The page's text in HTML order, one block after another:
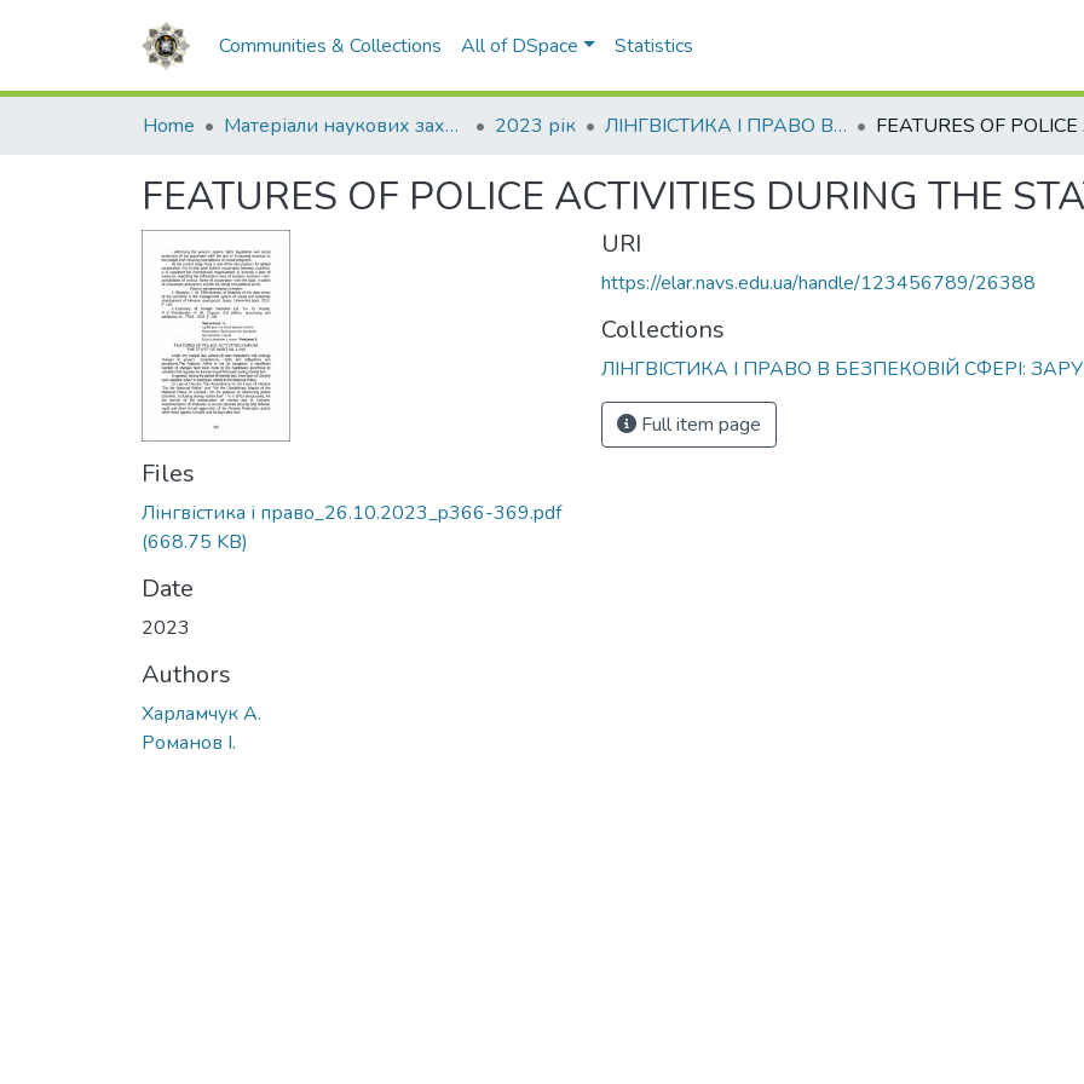
Communities & Collections All of DSpace Statistics
Home Матеріали наукових заходів 2023 рік ЛІНГВІСТИКА І ПРАВО В БЕЗПЕКОВІЙ СФЕРІ: ЗАРУБІЖНИЙ ДОСВІД
FEATURES OF POLICE ACTIVITIES DURING THE
Files
Лінгвістика і право_26.10.2023_p366-369.pdf
(668.75 KB)
Date
2023
Authors
Харламчук А.
Романов І.
URI
https://elar.navs.edu.ua/handle/123456789/26388
Collections
ЛІНГВІСТИКА І ПРАВО В БЕЗПЕКОВІЙ СФЕРІ:
Full item page